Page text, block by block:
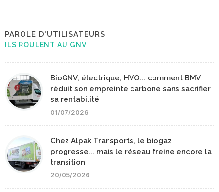
PAROLE D'UTILISATEURS
ILS ROULENT AU GNV
BioGNV, électrique, HVO... comment BMV
réduit son empreinte carbone sans sacrifier
sa rentabilité
01/07/2026
Chez Alpak Transports, le biogaz
progresse... mais le réseau freine encore la
transition
20/05/2026